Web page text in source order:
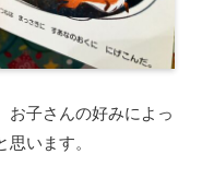
お子さんの好みによっ
います。